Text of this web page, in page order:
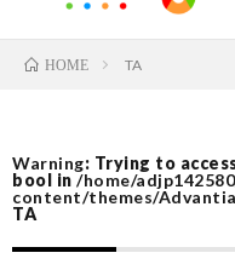
HOME TA
Warning: Trying to
bool in /home/
content/themes/
TA